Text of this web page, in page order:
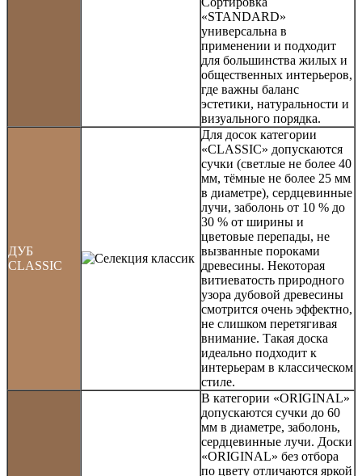
«STANDARD»
универсальна в
применении и подходит
для большинства жилых и
общественных интерьеров,
где важны баланс
эстетики, натуральности и
визуального порядка.
ДУБ
CLASSIC
Для досок категории
«CLASSIC» допускаются
сучки (светлые не более 40
мм, тёмные не более 25 мм
в диаметре), сердцевинные
лучи, заболонь от 10 % до
30 % от ширины и
цветовые перепады, не
вызванные пороками
древесины. Некоторая
витиеватость природного
узора дубовой древесины
смотрится очень эффектно,
не слишком перетягивая
внимание. Такая доска
идеально подходит к
интерьерам в классическом
стиле.
В категории «ORIGINAL»
допускаются сучки до 60
мм в диаметре, заболонь,
сердцевинные лучи. Доски
«ORIGINAL» без отбора
по цвету отличаются яркой